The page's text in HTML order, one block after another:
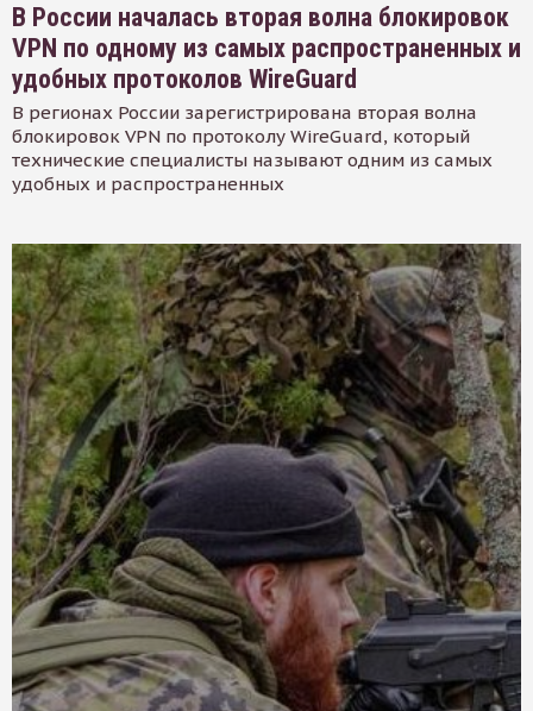
В России началась вторая волна блокировок
VPN по одному из самых распространенных и
удобных протоколов WireGuard
В регионах России зарегистрирована вторая волна
блокировок VPN по протоколу WireGuard, который
технические специалисты называют одним из самых
удобных и распространенных